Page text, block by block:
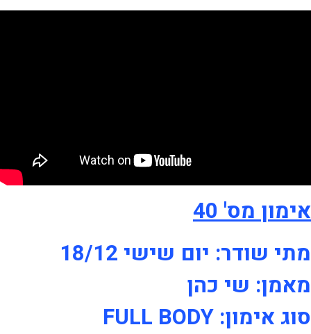
אימון מס' 40
מתי שודר: יום שישי 18/12
מאמן: שי כהן
סוג אימון: FULL BODY